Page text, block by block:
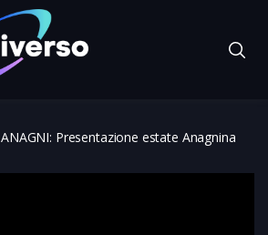
ANAGNI: Presentazione estate Anagnina